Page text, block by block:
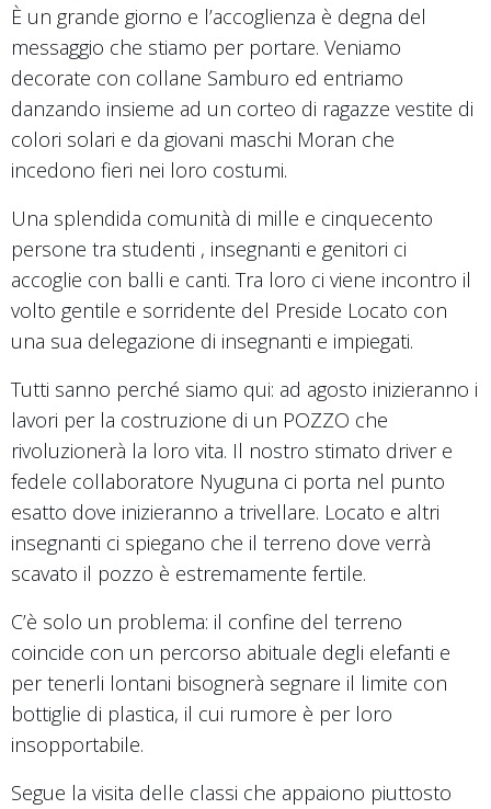
È un grande giorno e l’accoglienza è degna del
messaggio che stiamo per portare. Veniamo
decorate con collane Samburo ed entriamo
danzando insieme ad un corteo di ragazze vestite di
colori solari e da giovani maschi Moran che
incedono fieri nei loro costumi.
Una splendida comunità di mille e cinquecento
persone tra studenti , insegnanti e genitori ci
accoglie con balli e canti. Tra loro ci viene incontro il
volto gentile e sorridente del Preside Locato con
una sua delegazione di insegnanti e impiegati.
Tutti sanno perché siamo qui: ad agosto inizieranno i
lavori per la costruzione di un POZZO che
rivoluzionerà la loro vita. Il nostro stimato driver e
fedele collaboratore Nyuguna ci porta nel punto
esatto dove inizieranno a trivellare. Locato e altri
insegnanti ci spiegano che il terreno dove verrà
scavato il pozzo è estremamente fertile.
C’è solo un problema: il confine del terreno
coincide con un percorso abituale degli elefanti e
per tenerli lontani bisognerà segnare il limite con
bottiglie di plastica, il cui rumore è per loro
insopportabile.
Segue la visita delle classi che appaiono piuttosto